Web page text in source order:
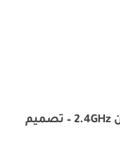
طقم كيبورد وماوس لاسلكي منشن 2.4GHz – تصميم